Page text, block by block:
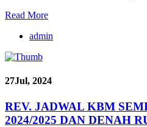
Read More
admin
27Jul, 2024
REV. JADWAL KBM
2024/2025 DAN DENAH